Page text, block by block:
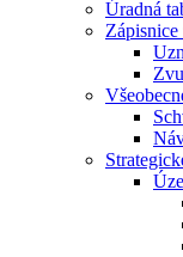
Úradná